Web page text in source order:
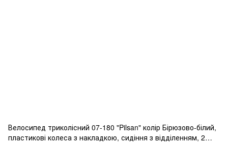
Велосипед триколісний 07-180 "Pilsan" колір Бірюзово-білий,
пластикові колеса з накладкою, сидіння з відділенням, 2